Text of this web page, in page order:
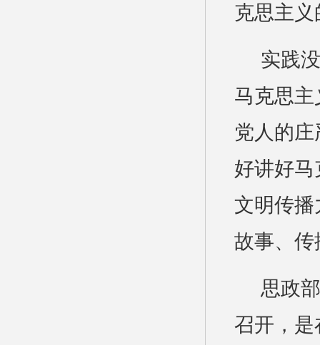
克思主
实践
马克思
党人的
好讲好
文明传
故事、
思政
召开，